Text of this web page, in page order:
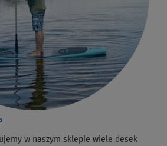
w naszym sklepie wiele desek